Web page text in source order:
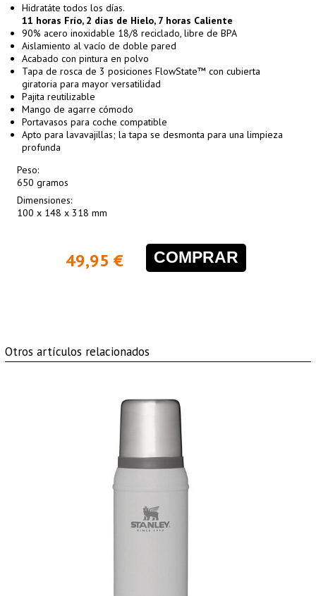
Hidratáte todos los días.
11 horas Frío, 2 días de Hielo, 7 horas Caliente
90% acero inoxidable 18/8 reciclado, libre de BPA
Aislamiento al vacío de doble pared
Acabado con pintura en polvo
Tapa de rosca de 3 posiciones FlowState™ con cubierta
giratoria para mayor versatilidad
Pajita reutilizable
Mango de agarre cómodo
Portavasos para coche compatible
Apto para lavavajillas; la tapa se desmonta para una limpieza
profunda
Peso:
650 gramos
Dimensiones:
100 x 148 x 318 mm
49,95 € COMPRAR
Otros artículos relacionados